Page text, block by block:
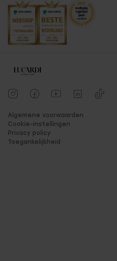
Algemene voorwaarden
Cookie-instellingen
Privacy policy
Toegankelijkheid